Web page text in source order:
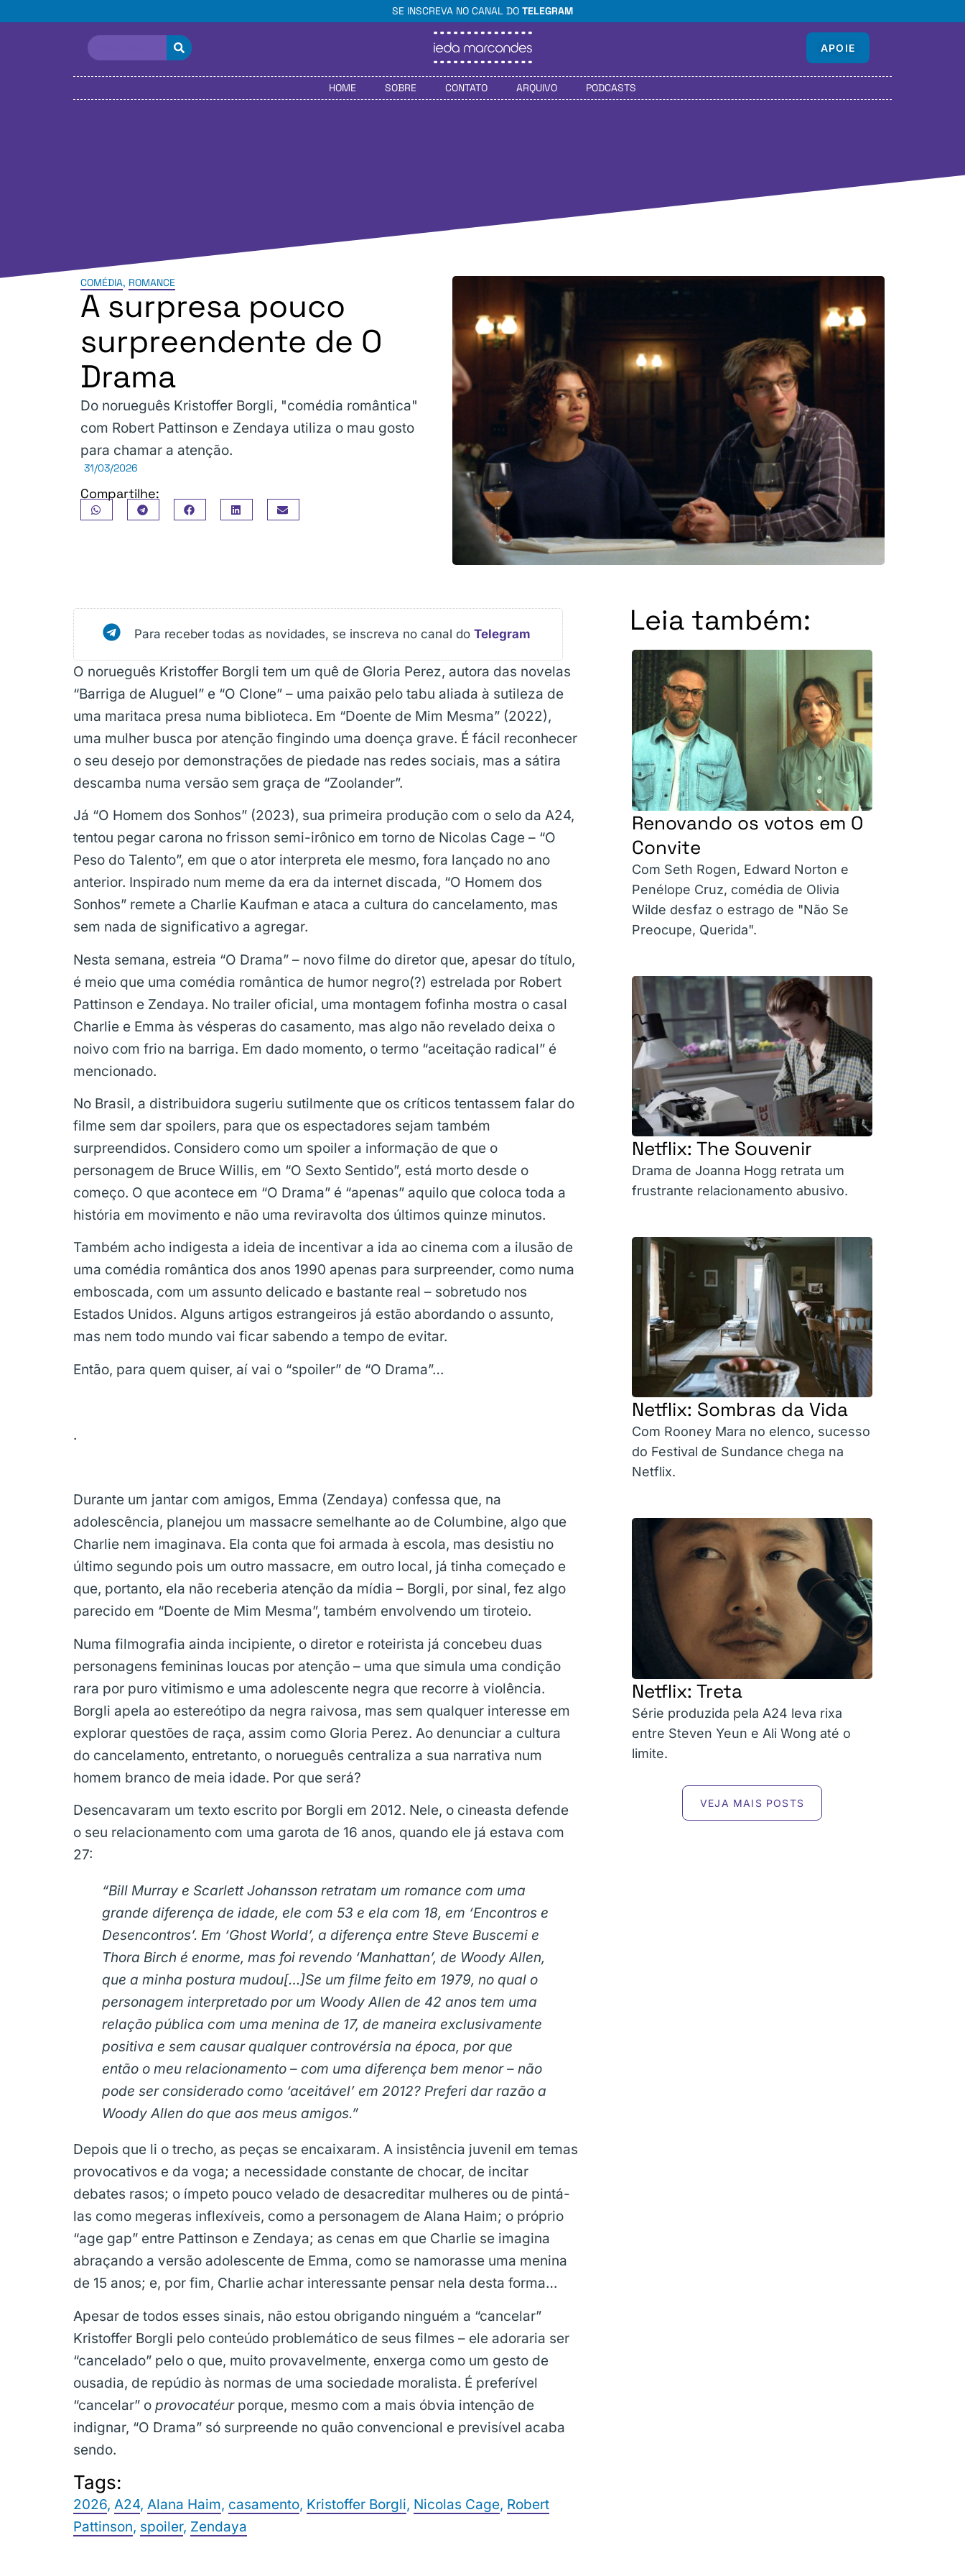
SE INSCREVA NO CANAL DO TELEGRAM
APOIE
HOME SOBRE CONTATO ARQUIVO PODCASTS
COMÉDIA, ROMANCE
A surpresa pouco
surpreendente de O
Drama
Do norueguês Kristoffer Borgli, "comédia romântica"
com Robert Pattinson e Zendaya utiliza o mau gosto
para chamar a atenção.
31/03/2026
Compartilhe:
Para receber todas as novidades, se inscreva no canal do Telegram
O norueguês Kristoffer Borgli tem um quê de Gloria Perez, autora das novelas
“Barriga de Aluguel” e “O Clone” – uma paixão pelo tabu aliada à sutileza de
uma maritaca presa numa biblioteca. Em “Doente de Mim Mesma” (2022),
uma mulher busca por atenção fingindo uma doença grave. É fácil reconhecer
o seu desejo por demonstrações de piedade nas redes sociais, mas a sátira
descamba numa versão sem graça de “Zoolander”.
Já “O Homem dos Sonhos” (2023), sua primeira produção com o selo da A24,
tentou pegar carona no frisson semi-irônico em torno de Nicolas Cage – “O
Peso do Talento”, em que o ator interpreta ele mesmo, fora lançado no ano
anterior. Inspirado num meme da era da internet discada, “O Homem dos
Sonhos” remete a Charlie Kaufman e ataca a cultura do cancelamento, mas
sem nada de significativo a agregar.
Nesta semana, estreia “O Drama” – novo filme do diretor que, apesar do título,
é meio que uma comédia romântica de humor negro(?) estrelada por Robert
Pattinson e Zendaya. No trailer oficial, uma montagem fofinha mostra o casal
Charlie e Emma às vésperas do casamento, mas algo não revelado deixa o
noivo com frio na barriga. Em dado momento, o termo “aceitação radical” é
mencionado.
No Brasil, a distribuidora sugeriu sutilmente que os críticos tentassem falar do
filme sem dar spoilers, para que os espectadores sejam também
surpreendidos. Considero como um spoiler a informação de que o
personagem de Bruce Willis, em “O Sexto Sentido”, está morto desde o
começo. O que acontece em “O Drama” é “apenas” aquilo que coloca toda a
história em movimento e não uma reviravolta dos últimos quinze minutos.
Também acho indigesta a ideia de incentivar a ida ao cinema com a ilusão de
uma comédia romântica dos anos 1990 apenas para surpreender, como numa
emboscada, com um assunto delicado e bastante real – sobretudo nos
Estados Unidos. Alguns artigos estrangeiros já estão abordando o assunto,
mas nem todo mundo vai ficar sabendo a tempo de evitar.
Então, para quem quiser, aí vai o “spoiler” de “O Drama”…
.
Durante um jantar com amigos, Emma (Zendaya) confessa que, na
adolescência, planejou um massacre semelhante ao de Columbine, algo que
Charlie nem imaginava. Ela conta que foi armada à escola, mas desistiu no
último segundo pois um outro massacre, em outro local, já tinha começado e
que, portanto, ela não receberia atenção da mídia – Borgli, por sinal, fez algo
parecido em “Doente de Mim Mesma”, também envolvendo um tiroteio.
Numa filmografia ainda incipiente, o diretor e roteirista já concebeu duas
personagens femininas loucas por atenção – uma que simula uma condição
rara por puro vitimismo e uma adolescente negra que recorre à violência.
Borgli apela ao estereótipo da negra raivosa, mas sem qualquer interesse em
explorar questões de raça, assim como Gloria Perez. Ao denunciar a cultura
do cancelamento, entretanto, o norueguês centraliza a sua narrativa num
homem branco de meia idade. Por que será?
Desencavaram um texto escrito por Borgli em 2012. Nele, o cineasta defende
o seu relacionamento com uma garota de 16 anos, quando ele já estava com
27:
“Bill Murray e Scarlett Johansson retratam um romance com uma
grande diferença de idade, ele com 53 e ela com 18, em ‘Encontros e
Desencontros’. Em ‘Ghost World’, a diferença entre Steve Buscemi e
Thora Birch é enorme, mas foi revendo ‘Manhattan’, de Woody Allen,
que a minha postura mudou[…]Se um filme feito em 1979, no qual o
personagem interpretado por um Woody Allen de 42 anos tem uma
relação pública com uma menina de 17, de maneira exclusivamente
positiva e sem causar qualquer controvérsia na época, por que
então o meu relacionamento – com uma diferença bem menor – não
pode ser considerado como ‘aceitável’ em 2012? Preferi dar razão a
Woody Allen do que aos meus amigos.”
Depois que li o trecho, as peças se encaixaram. A insistência juvenil em temas
provocativos e da voga; a necessidade constante de chocar, de incitar
debates rasos; o ímpeto pouco velado de desacreditar mulheres ou de pintá-
las como megeras inflexíveis, como a personagem de Alana Haim; o próprio
“age gap” entre Pattinson e Zendaya; as cenas em que Charlie se imagina
abraçando a versão adolescente de Emma, como se namorasse uma menina
de 15 anos; e, por fim, Charlie achar interessante pensar nela desta forma…
Apesar de todos esses sinais, não estou obrigando ninguém a “cancelar”
Kristoffer Borgli pelo conteúdo problemático de seus filmes – ele adoraria ser
“cancelado” pelo o que, muito provavelmente, enxerga como um gesto de
ousadia, de repúdio às normas de uma sociedade moralista. É preferível
“cancelar” o provocatéurporque, mesmo com a mais óbvia intenção de
indignar, “O Drama” só surpreende no quão convencional e previsível acaba
sendo.
Tags:
2026, A24, Alana Haim, casamento, Kristoffer Borgli, Nicolas Cage, Robert
Pattinson, spoiler, Zendaya
Leia também:
Renovando os votos em O
Convite
Com Seth Rogen, Edward Norton e
Penélope Cruz, comédia de Olivia
Wilde desfaz o estrago de "Não Se
Preocupe, Querida".
Netflix: The Souvenir
Drama de Joanna Hogg retrata um
frustrante relacionamento abusivo.
Netflix: Sombras da Vida
Com Rooney Mara no elenco, sucesso
do Festival de Sundance chega na
Netflix.
Netflix: Treta
Série produzida pela A24 leva rixa
entre Steven Yeun e Ali Wong até o
limite.
VEJA MAIS POSTS